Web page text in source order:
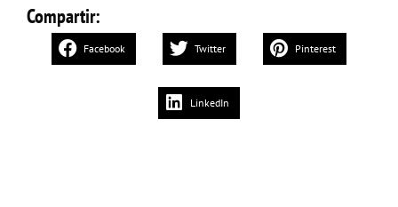
Compartir:
Facebook Twitter Pinterest
LinkedIn